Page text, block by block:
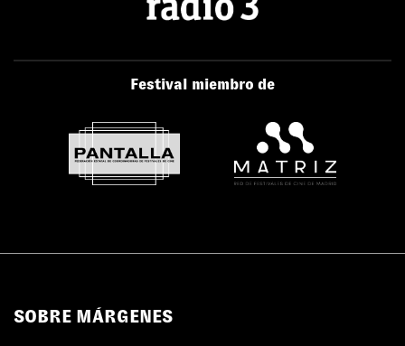
Festival miembro de
SOBRE MÁRGENES